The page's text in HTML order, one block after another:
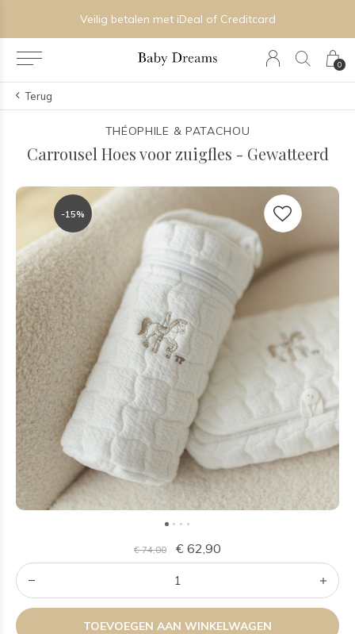
0
Veilig betalen met iDeal of Creditcard
Terug
THÉOPHILE & PATACHOU
Carrousel Hoes voor zuigfles - Gewatteerd
-15%
€ 74,00 € 62,90
TOEVOEGEN AAN WINKELWAGEN